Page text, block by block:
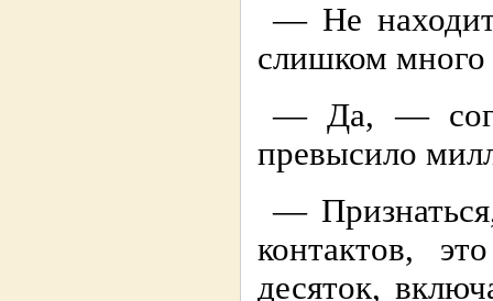
— Не
слишком
— Да, —
превысило
—
контактов,
десяток,